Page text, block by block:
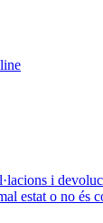
i
estat o no és